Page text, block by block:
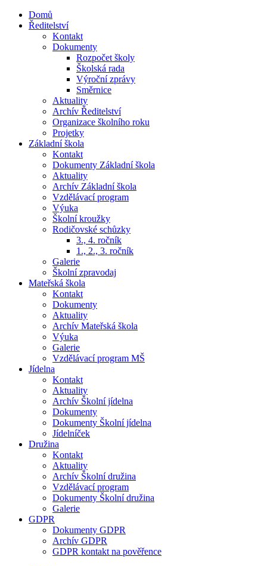
Přejít
Domů
Ředitelství
Kontakt
Dokumenty
Rozpočet školy
Školská rada
Výroční zprávy
Směrnice
Aktuality
Archív Ředitelství
Organizace školního roku
Projetky
Základní škola
Kontakt
Dokumenty Základní škola
Aktuality
Archív Základní škola
Vzdělávací program
Výuka
Školní kroužky
Rodičovské schůzky
3., 4. ročník
1., 2., 3. ročník
Galerie
Školní zpravodaj
Mateřská škola
Kontakt
Dokumenty
Aktuality
Archív Mateřská škola
Výuka
Galerie
Vzdělávací program MŠ
Jídelna
Kontakt
Aktuality
Archív Školní jídelna
Dokumenty
Dokumenty Školní jídelna
Jídelníček
Družina
Kontakt
Aktuality
Archív Školní družina
Vzdělávací program
Dokumenty Školní družina
Galerie
GDPR
Dokumenty GDPR
Archív GDPR
GDPR kontakt na pověřence